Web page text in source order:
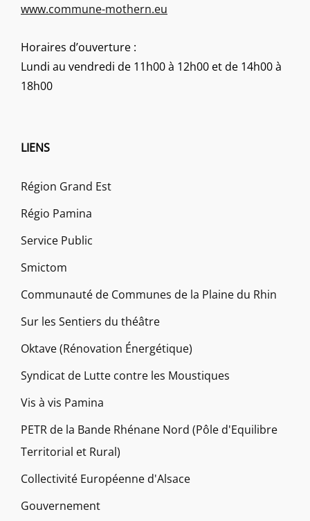
www.commune-mothern.eu
Horaires d’ouverture :
Lundi au vendredi de 11h00 à 12h00 et de 14h00 à
18h00
LIENS
Région Grand Est
Régio Pamina
Service Public
Smictom
Communauté de Communes de la Plaine du Rhin
Sur les Sentiers du théâtre
Oktave (Rénovation Énergétique)
Syndicat de Lutte contre les Moustiques
Vis à vis Pamina
PETR de la Bande Rhénane Nord (Pôle d'Equilibre
Territorial et Rural)
Collectivité Européenne d'Alsace
Gouvernement